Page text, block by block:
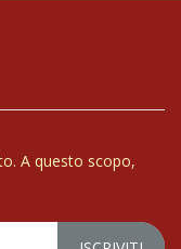
A questo scopo,